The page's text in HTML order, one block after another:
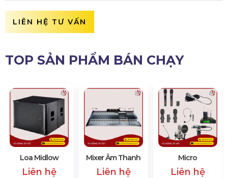
LIÊN HỆ TƯ VẤN
TOP SẢN PHẨM BÁN CHẠY
Loa Midlow
Liên hệ
Mixer Âm Thanh
Liên hệ
Micro
Liên hệ